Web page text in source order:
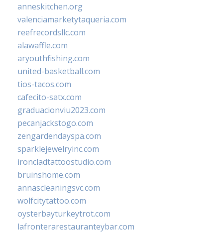
anneskitchen.org
valenciamarketytaqueria.com
reefrecordsllc.com
alawaffle.com
aryouthfishing.com
united-basketball.com
tios-tacos.com
cafecito-satx.com
graduacionviu2023.com
pecanjackstogo.com
zengardendayspa.com
sparklejewelryinc.com
ironcladtattoostudio.com
bruinshome.com
annascleaningsvc.com
wolfcitytattoo.com
oysterbayturkeytrot.com
lafronterarestauranteybar.com